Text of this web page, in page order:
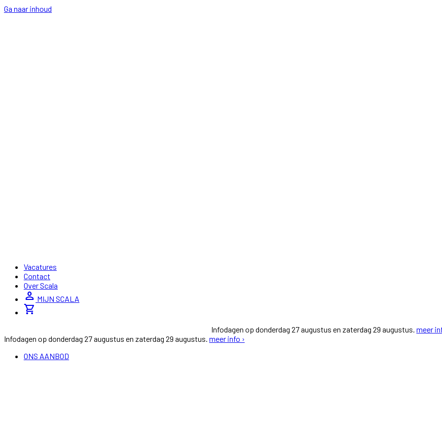
Ga naar inhoud
Vacatures
Contact
Over Scala
person MIJN SCALA
shopping_cart
Infodagen op donderdag 27 augustus en zaterdag 29 augustus. meer
Infodagen op donderdag 27 augustus en zaterdag 29 augustus. meer info ›
ONS AANBOD